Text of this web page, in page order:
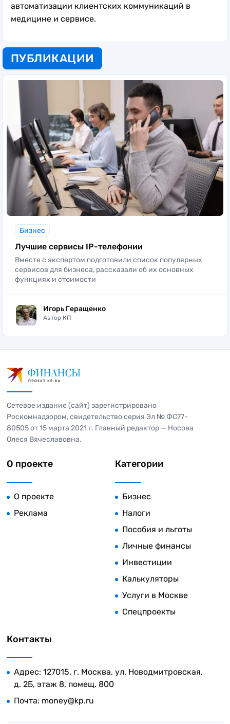
автоматизации клиентских коммуникаций в
медицине и сервисе.
ПУБЛИКАЦИИ
Бизнес
Лучшие сервисы IP-телефонии
Вместе с экспертом подготовили список популярных
сервисов для бизнеса, рассказали об их основных
функциях и стоимости
Игорь Геращенко
Автор КП
Сетевое издание (сайт) зарегистрировано
Роскомнадзором, свидетельство серия Эл № ФС77-
80505 от 15 марта 2021 г. Главный редактор — Носова
Олеся Вячеславовна.
О проекте
О проекте
Реклама
Категории
Бизнес
Налоги
Пособия и льготы
Личные финансы
Инвестиции
Калькуляторы
Услуги в Москве
Спецпроекты
Контакты
Адрес: 127015, г. Москва, ул. Новодмитровская,
д. 2Б, этаж 8, помещ. 800
Почта: money@kp.ru